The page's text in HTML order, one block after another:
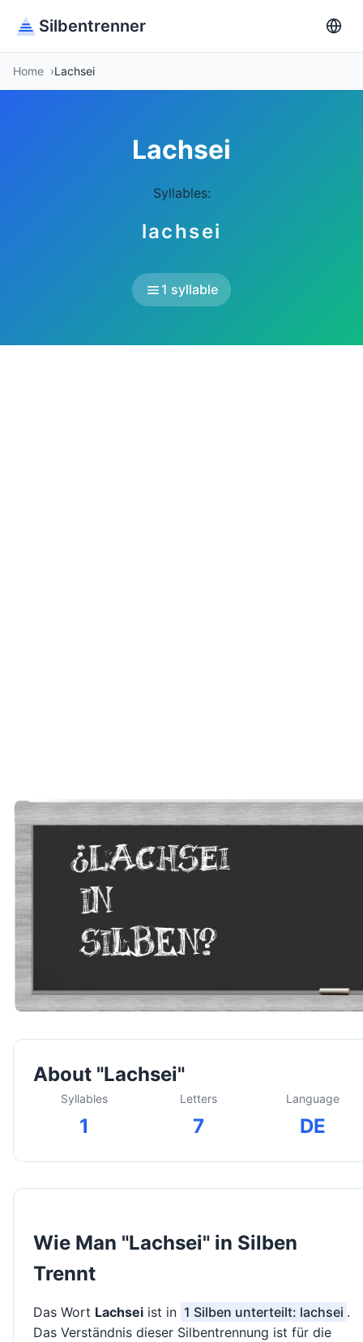
Silbentrenner
Home Lachsei
Lachsei
Syllables:
lachsei
1 syllable
About "Lachsei"
Syllables
1
Letters
7
Language
DE
Wie Man "Lachsei" in Silben
Trennt
Das Wort Lachsei ist in 1 Silben unterteilt: lachsei .
Das Verständnis dieser Silbentrennung ist für die